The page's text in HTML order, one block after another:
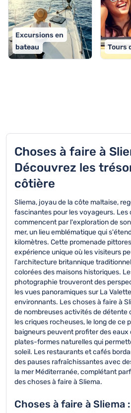
Excursions en
bateau
Tours
Choses à faire à
Découvrez les
côtière
Sliema, joyau de la côte maltaise,
fascinantes pour les voyageurs. Les
commencent par l'exploration de
mer, un lieu emblématique qui
kilomètres. Cette promenade
expérience unique où les visiteurs
l'architecture britannique
colorées des maisons historiques.
photographie trouveront des
les vues panoramiques sur La
environnants. Les choses à faire à
de nombreuses activités de détente
les criques rocheuses, le long de ce
baigneurs peuvent profiter des
plates-formes naturelles qui
soleil. Les restaurants et cafés
des pauses rafraîchissantes avec
la mer Méditerranée, complétant
des choses à faire à Sliema.
Choses à faire à Sliema